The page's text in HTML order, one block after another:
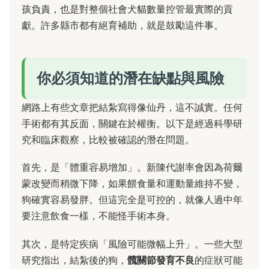
孩負責，也是對整個社會犬貓數量控管最實際的貢
獻。許多縣市都有絕育補助，就是鼓勵這件事。
你必須知道的潛在缺點與風險
網路上有些文章把結紮寫得像仙丹，這不誠實。任何
手術都有其反面，關鍵在於權衡。以下是經過科學研
究和臨床觀察，比較被確認的潛在問題。
首先，是「體重容易增加」。新陳代謝率會因為荷爾
蒙改變而稍微下降，如果餵食量和運動量維持不變，
狗確實容易發胖。但這完全是可控的，就像人過中年
要注意飲食一樣，不能怪手術本身。
其次，是特定疾病「風險可能微幅上升」。一些大型
研究指出，結紮後的狗， 髖關節發育不良的症狀可能